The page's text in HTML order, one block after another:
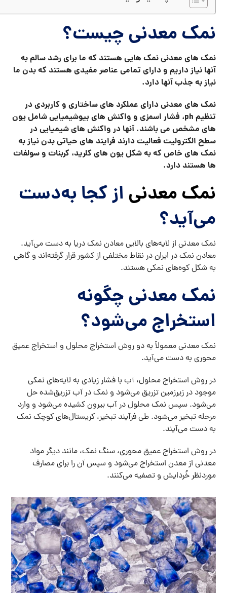
نمک معدنی چیست؟
نمک های معدنی نمک هایی هستند که ما برای رشد سالم به
آنها نیاز داریم و دارای تمامی عناصر مفیدی هستند که بدن ما
نیاز به جذب آنها دارد.
نمک های معدنی دارای عملکرد های ساختاری و کاربردی در
تنظیم ph، فشار اسمزی و واکنش های بیوشیمیایی شامل یون
های مشخص می باشند. آنها در واکنش های شیمیایی در
سطح الکترولیت فعالیت دارند فرایند های حیاتی بدن نیاز به
نمک های خاص که به شکل یون های کلرید، کربنات و سولفات
ها هستند دارد.
نمک‌ معدنیاز کجا به‌دست
می‌آید؟
نمک معدنی از لایه‌های بالایی معادن نمک دریا به دست می‌آید.
معادن نمک در ایران در نقاط مختلفی از کشور قرار گرفته‌اند و گاهی
به شکل کوه‌های نمکی هستند.
نمک‌ معدنی چگونه
استخراج می‌شود؟
نمک معدنی معمولاً به دو روش استخراج محلول و استخراج عمیق
محوری به دست می‌آید.
در روش استخراج محلول، آب با فشار زیادی به لایه‌های نمکی
موجود در زیرزمین تزریق می‌شود و نمک در آب تزریق‌شده حل
می‌شود. سپس نمک محلول در آب بیرون کشیده می‌شود و وارد
مرحله تبخیر می‌شود. طی فرآیند تبخیر، کریستال‌های کوچک نمک
به دست می‌آیند.
در روش استخراج عمیق محوری، سنگ نمک، مانند دیگر مواد
معدنی از معدن استخراج می‌شود و سپس آن را برای مصارف
موردنظر خُردایش و تصفیه می‌کنند.